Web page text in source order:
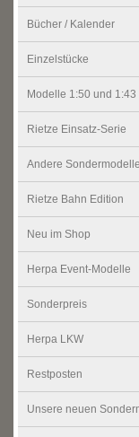
Bücher / Kalender
Einzelstücke
Modelle 1:50 und 1:43
Rietze Einsatz-Serie
Andere Sondermodelle
Rietze Bahn Edition
Neu im Shop
Herpa Event-Modelle
Sonderpreis
Herpa LKW
Restposten
Unsere neuen